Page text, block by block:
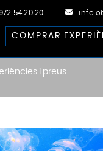
54 20 20
COMPRAR
Sky
i preus